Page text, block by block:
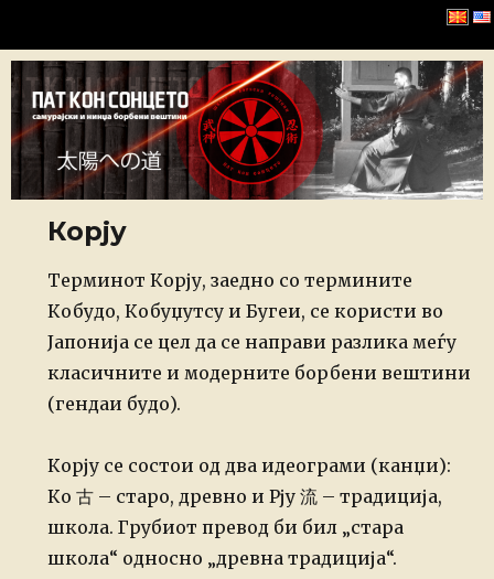
Хомбу Буџинкан
Корју
Posted
on
Терминот Корју, заедно со термините
Кобудо, Кобуџутсу и Бугеи, се користи во
Јапонија се цел да се направи разлика меѓу
класичните и модерните борбени вештини
(гендаи будо).
Корју се состои од два идеограми (канџи):
Ко 古– старо, древно и Рју 流– традиција,
школа. Грубиот превод би бил „стара
школа“ односно „древна традиција“.